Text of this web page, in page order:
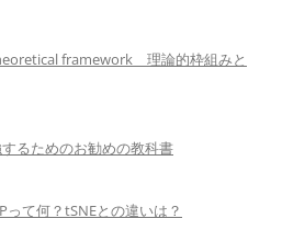
framework 理論的枠組みと
るためのお勧めの教科書
て何？tSNEとの違いは？